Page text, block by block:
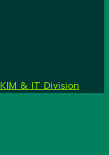
KIM & IT Division.